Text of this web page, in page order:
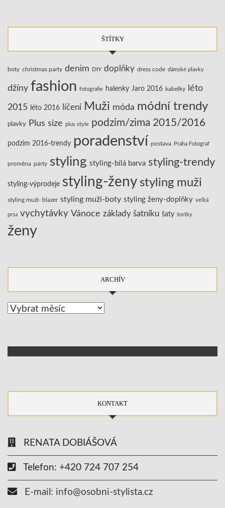
ŠTÍTKY
boty christmas party denim DIY doplňky dress code dámské plavky
džíny fashion fotografie halenky Jaro 2016 kabelky léto
2015 léto 2016 líčení Muži móda módní trendy
plavky Plus size plus style podzim/zima 2015/2016
podzim 2016-trendy poradenství postava Praha Fotograf
proměna párty styling styling-bílá barva styling-trendy
styling-výprodeje styling-ženy styling muži
styling muži- blazer styling muži-boty styling ženy-doplňky velká
prsa vychytávky Vánoce základy šatníku šaty šortky
ženy
ARCHÍV
Archív
KONTAKT
RENATA DOBIÁŠOVÁ
Telefon: +420 724 707 254
E-mail: info@osobni-stylista.cz